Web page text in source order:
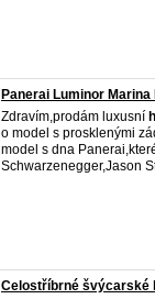
Panerai Luminor Marina
Zdravím,prodám luxusní
o model s prosklenými
model s dna
Schwarzenegger,Jason
Celostříbrné švýcarské